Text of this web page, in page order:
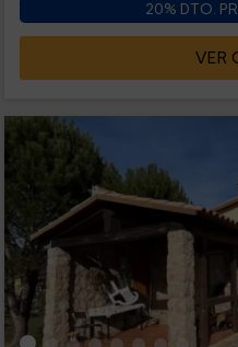
20% DTO.
VER